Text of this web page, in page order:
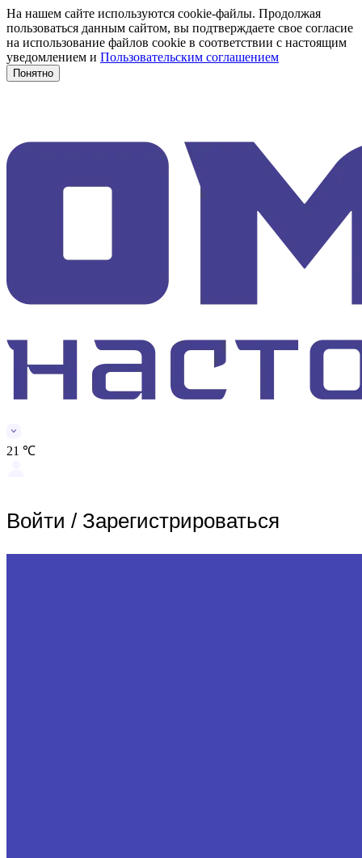
На нашем сайте используются cookie-файлы. Продолжая
пользоваться данным сайтом, вы подтверждаете свое согласие
на использование файлов cookie в соответствии с настоящим
уведомлением и Пользовательским соглашением
Понятно
21 ℃
Войти / Зарегистрироваться